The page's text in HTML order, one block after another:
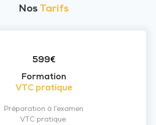
Nos Tarifs
599€
Formation
VTC pratique
Préparation à l’examen
VTC pratique.